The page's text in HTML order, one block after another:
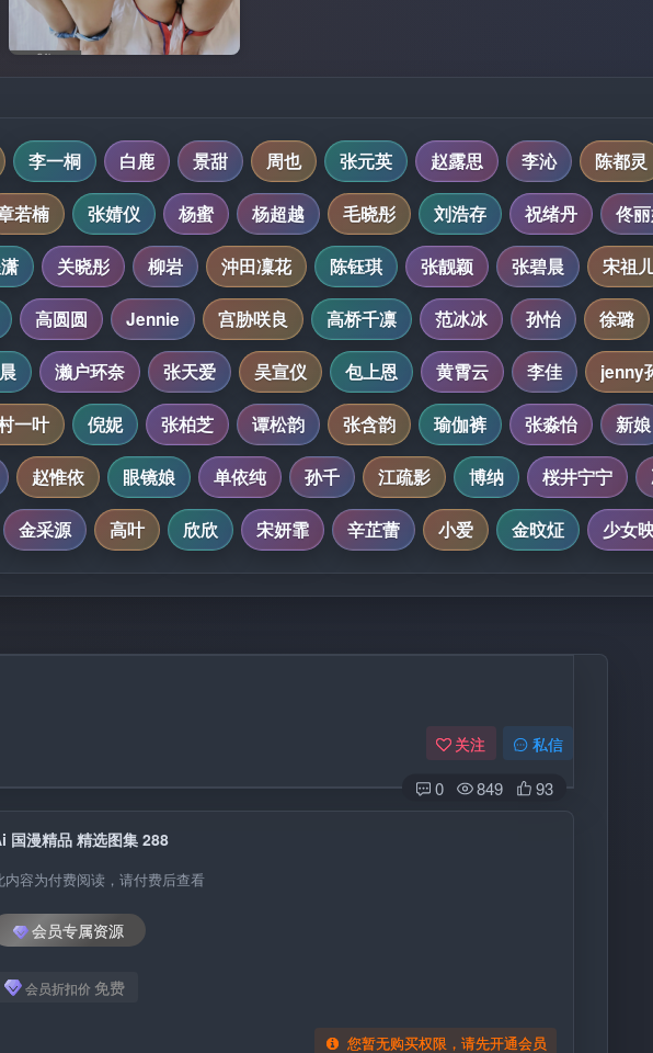
李一桐 白鹿 景甜 周也 张元英 赵露思 李沁 陈都灵
若楠 张婧仪 杨蜜 杨超越 毛晓彤 刘浩存 祝绪丹 佟
关晓彤 柳岩 沖田凜花 陈钰琪 张靓颖 张碧晨 宋祖
高圆圆 Jennie 宫胁咲良 高桥千凛 范冰冰 孙怡 徐璐
濑户环奈 张天爱 吴宣仪 包上恩 黄霄云 李佳 jenny
一叶 倪妮 张柏芝 谭松韵 张含韵 瑜伽裤 张淼怡 新娘
赵惟依 眼镜娘 单依纯 孙千 江疏影 博纳 桜井宁宁
金采源 高叶 欣欣 宋妍霏 辛芷蕾 小爱 金旼炡 少女
关注 私信
0 849 93
国漫精品 精选图集 288
内容为付费阅读，请付费后查看
会员专属资源
会员折扣价 免费
您暂无购买权限，请先开通会员